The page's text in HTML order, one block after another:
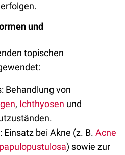
und
topischen
Behandlung von
, Ichthyosen und
Einsatz bei Akne (z. B. Acne
) sowie zur